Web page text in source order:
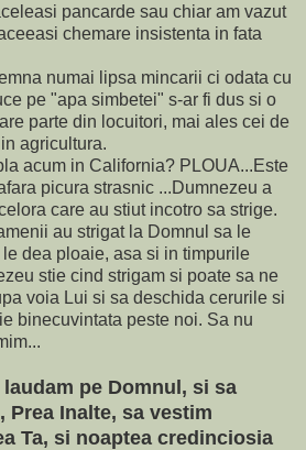
pancarde sau chiar am vazut
chemare insistenta in fata
numai lipsa mincarii ci odata cu
pe "apa simbetei" s-ar fi dus si o
parte din locuitori, mai ales cei de
agricultura.
acum in California? PLOUA...Este
picura strasnic ...Dumnezeu a
care au stiut incotro sa strige.
au strigat la Domnul sa le
dea ploaie, asa si in timpurile
stie cind strigam si poate sa ne
voia Lui si sa deschida cerurile si
binecuvintata peste noi. Sa nu
pe Domnul, si sa
Prea Inalte, sa vestim
Ta, si noaptea credinciosia